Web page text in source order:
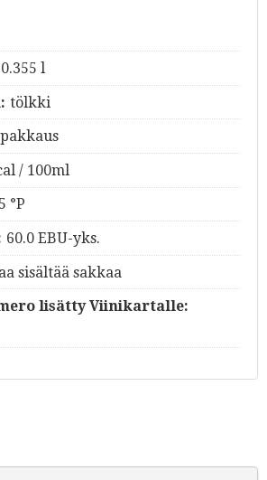
0.355 l
tölkki
/ 100ml
°P
60.0 EBU-yks.
sisältää sakkaa
lisätty Viinikartalle: